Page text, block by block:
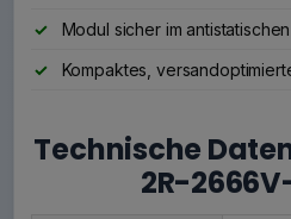
Modul sicher im
Kompaktes,
Technische
2R-